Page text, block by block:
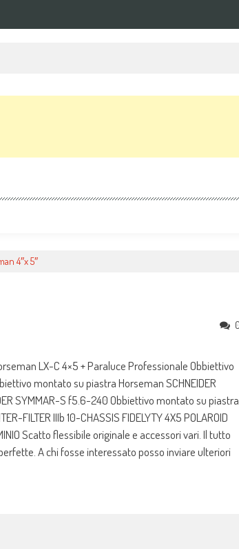
4″x 5″
LX-C 4×5 + Paraluce Professionale Obbiettivo
montato su piastra Horseman SCHNEIDER
SYMMAR-S f5.6-240 Obbiettivo montato su piastra
FILTER IIIb 10-CHASSIS FIDELYTY 4X5 POLAROID
Scatto flessibile originale e accessori vari. Il tutto
A chi fosse interessato posso inviare ulteriori